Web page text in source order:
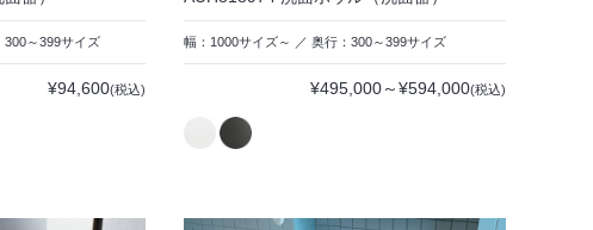
300～399サイズ
¥94,600(税込)
幅：1000サイズ～ ／ 奥行：300～399サイズ
¥495,000～¥594,000(税込)